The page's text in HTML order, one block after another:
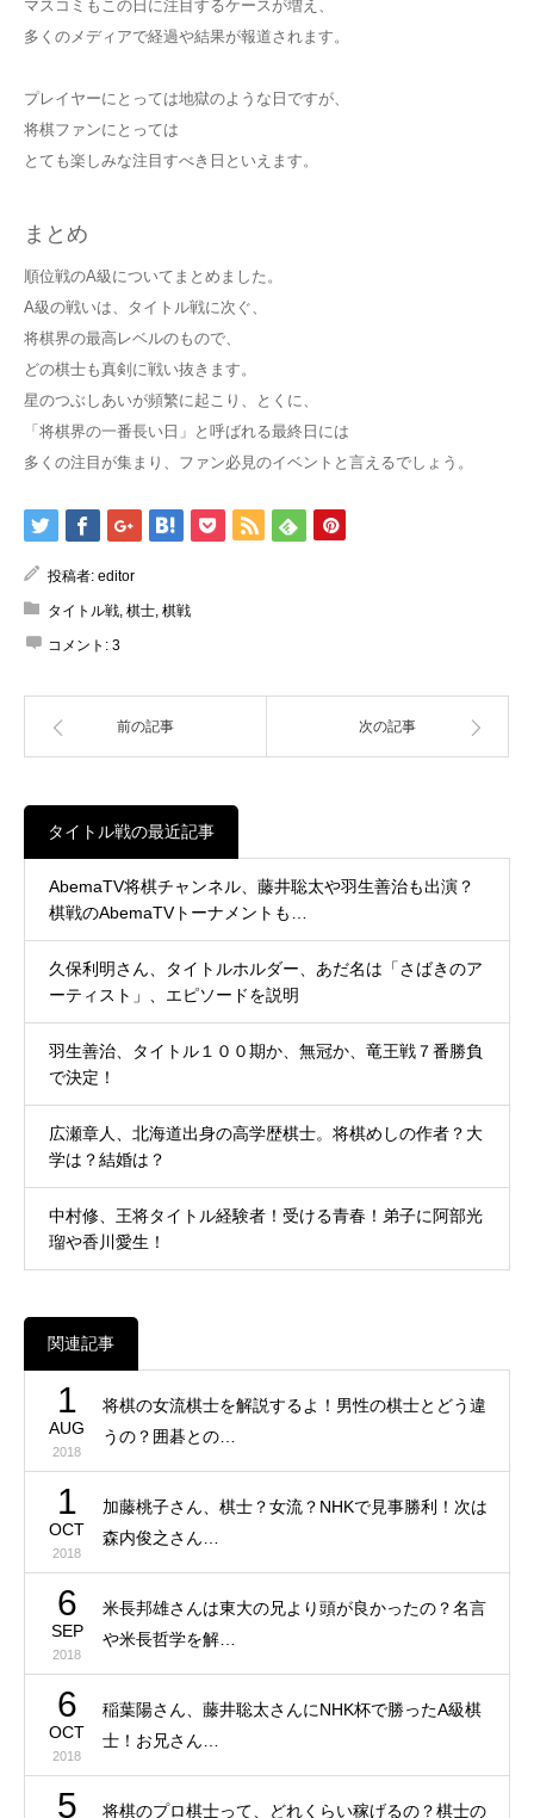
マスコミもこの日に注目するケースが増え、
多くのメディアで経過や結果が報道されます。
プレイヤーにとっては地獄のような日ですが、
将棋ファンにとっては
とても楽しみな注目すべき日といえます。
まとめ
順位戦のA級についてまとめました。
A級の戦いは、タイトル戦に次ぐ、
将棋界の最高レベルのもので、
どの棋士も真剣に戦い抜きます。
星のつぶしあいが頻繁に起こり、とくに、
「将棋界の一番長い日」と呼ばれる最終日には
多くの注目が集まり、ファン必見のイベントと言えるでしょう。
投稿者: editor
タイトル戦, 棋士, 棋戦
コメント: 3
前の記事 次の記事
タイトル戦の最近記事
AbemaTV将棋チャンネル、藤井聡太や羽生善治も出演？
棋戦のAbemaTVトーナメントも…
久保利明さん、タイトルホルダー、あだ名は「さばきのア
ーティスト」、エピソードを説明
羽生善治、タイトル１００期か、無冠か、竜王戦７番勝負
で決定！
広瀬章人、北海道出身の高学歴棋士。将棋めしの作者？大
学は？結婚は？
中村修、王将タイトル経験者！受ける青春！弟子に阿部光
瑠や香川愛生！
関連記事
1
AUG
2018
将棋の女流棋士を解説するよ！男性の棋士とどう違
うの？囲碁との…
1
OCT
2018
加藤桃子さん、棋士？女流？NHKで見事勝利！次は
森内俊之さん…
6
SEP
2018
米長邦雄さんは東大の兄より頭が良かったの？名言
や米長哲学を解…
6
OCT
2018
稲葉陽さん、藤井聡太さんにNHK杯で勝ったA級棋
士！お兄さん…
5
将棋のプロ棋士って、どれくらい稼げるの？棋士の